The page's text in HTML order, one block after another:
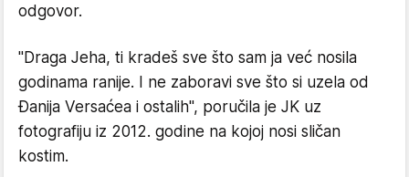
odgovor.
"Draga Jeha, ti kradeš sve što sam ja već nosila
godinama ranije. I ne zaboravi sve što si uzela od
Đanija Versaćea i ostalih", poručila je JK uz
fotografiju iz 2012. godine na kojoj nosi sličan
kostim.